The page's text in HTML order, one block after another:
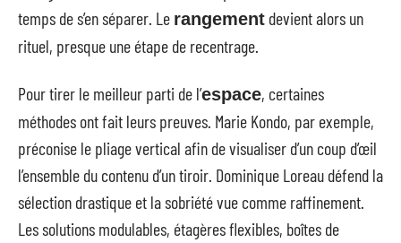
temps de s’en séparer. Le rangement devient alors un
rituel, presque une étape de recentrage.
Pour tirer le meilleur parti de l’espace, certaines
méthodes ont fait leurs preuves. Marie Kondo, par exemple,
préconise le pliage vertical afin de visualiser d’un coup d’œil
l’ensemble du contenu d’un tiroir. Dominique Loreau défend la
sélection drastique et la sobriété vue comme raffinement.
Les solutions modulables, étagères flexibles, boîtes de